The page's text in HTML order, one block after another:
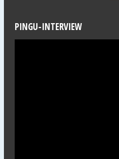
PINGU-INTERVIEW